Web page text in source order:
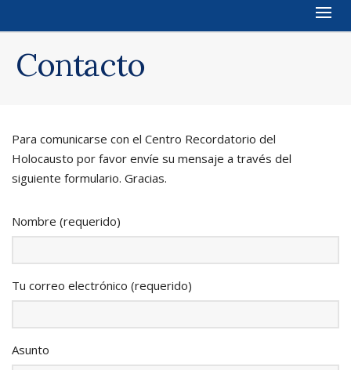
Contacto
Para comunicarse con el Centro Recordatorio del
Holocausto por favor envíe su mensaje a través del
siguiente formulario. Gracias.
Nombre (requerido)
Tu correo electrónico (requerido)
Asunto